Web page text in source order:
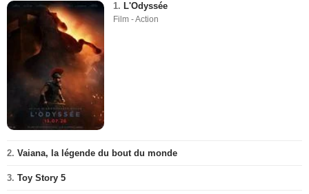
1. L'Odyssée
Film - Action
2. Vaiana, la légende du bout du monde
3. Toy Story 5